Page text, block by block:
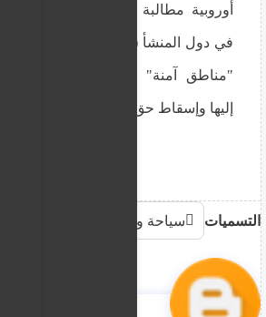
أوروبية مطالبة أثينا بإعادة تصنيف
في دول المنشأ (مثل بعض المحافظات
"مناطق آمنة" لتسهيل الترحيل
إليها وإسقاط حق اللجوء التلقائي عن
التسميات سياحة وهجرة